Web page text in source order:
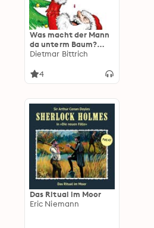
Was macht der Mann
da unterm Baum?
(Gekürzte
Dietmar Bittrich
4
Das Ritual im Moor
Eric Niemann